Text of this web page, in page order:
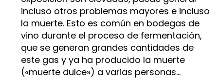
incluso otros problemas mayores e incluso
la muerte. Esto es común en bodegas de
vino durante el proceso de fermentación,
que se generan grandes cantidades de
este gas y ya ha producido la muerte
(«muerte dulce») a varias personas…